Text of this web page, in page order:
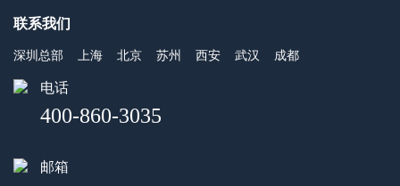
联系我们
深圳总部 上海 北京 苏州 西安 武汉 成都
电话
400-860-3035
邮箱